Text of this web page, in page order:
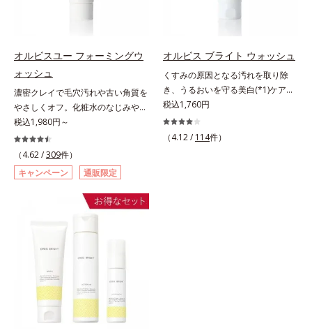
す。刺激を受けやすくなった角層を
指します。無油分・無着色・無香
リーで、徹底的に肌に寄り添いま
す。*1 乾燥と敏感をくり返すこと
*2 敏感肌対象連用テスト済（すべ
ての方のお肌に合うということでは
ありません）*3 乾燥して敏感に感
じやすい状態のこと*4 発酵アミノ
酸（ポリグルタミン酸）配合＝乾燥
保湿成分、植物由来アミノ酸（エル
ゴチオネイン）配合＝肌を整え、す
こやかに保つ保湿成分、微生物由来
アミノ酸（エクトイン）配合＝乱れ
た角層にうるおいを与え、肌荒れを
防ぐ保湿成分
ローチする進化を遂げました。うる
アイテム同士をなじみやすくする
8アイテム分の機能を3ステップに集
約し、よりシンプルなお手入れで、
ハリ・ツヤのある好印象な清潔透明
肌(*1)へ導きます。*1 うるおいによ
る透明感のある肌*2 男性の顔画像
オルビスユー フォーミングウ
ォッシュ
濃密クレイで毛穴汚れや古い角質を
やさしくオフ。化粧水のなじみやす
い肌に。7000種を超える成分から
厳選し、「うるおいの質(*1)」に着
目した初期エイジングケア(*2)シリ
ーズオルビスユーは肌本来のうるお
いやバリア機能にアプローチする初
期エイジングケアシリーズです。
「うるおいの質」に着目し、肌荒れ
ビスグループ独自の肌荒れ防止有効
成分として、「DF-パンテノール
(*3)」を国内唯一(*4)、高濃度で配
合。角層のバリア機能にアプローチ
して肌荒れを防ぎ、肌不調にゆらが
ない肌を叶えます。そして、独自研
税込1,980円～
（4.62 /309件）
キャンペーン
通販限定
オルビス ブライト ウォッシュ
くすみの原因となる汚れを取り除
き、うるおいを守る美白(*1)ケアシ
リーズの洗顔料。業界初(*2)知見
「メラニンの第三のルート」である
「横のひろがり」に着目して、全方
税込1,760円
（4.12 / 114件）